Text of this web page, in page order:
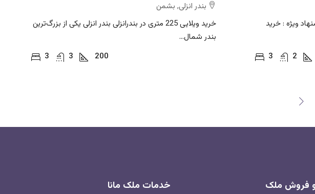
پیشنهاد ویژه : خرید
3
2
بندر انزلی, بشمن
خرید ویلایی 225 متری در بندرانزلی بندر انزلی یکی از بزرگ‌ترین
بندر شمال...
3
3 200
فروش ملک خدمات ملک مانا